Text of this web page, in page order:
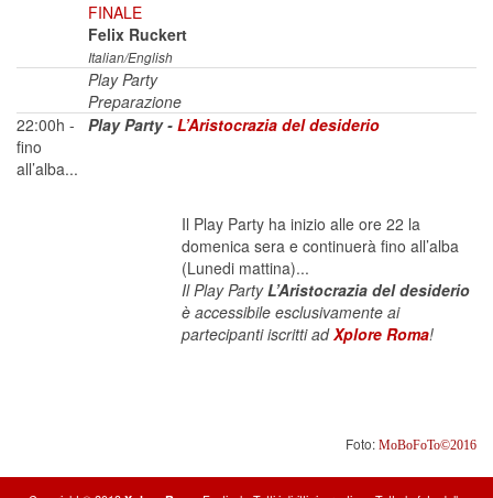
Foto: MoBoFoTo©2016
FINALE
Felix Ruckert
Italian/English
Play Party
Preparazione
22:00h -
fino
all’alba...
Play Party - L’Aristocrazia del desiderio
Il Play Party ha inizio alle ore 22 la
domenica sera e continuerà fino all’alba
(Lunedi mattina)...
Il Play PartyL’Aristocrazia del desiderio
è accessibile esclusivamente ai
partecipanti iscritti adXplore Roma!